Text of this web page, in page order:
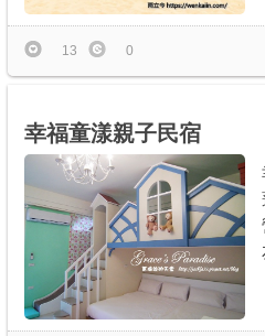
13 0
幸福童漾親子民宿